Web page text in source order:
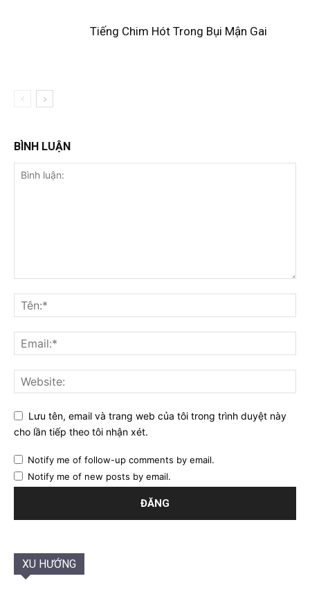
Tiếng Chim Hót Trong Bụi Mận Gai
BÌNH LUẬN
Lưu tên, email và trang web của tôi trong trình duyệt này
cho lần tiếp theo tôi nhận xét.
Notify me of follow-up comments by email.
Notify me of new posts by email.
XU HƯỚNG